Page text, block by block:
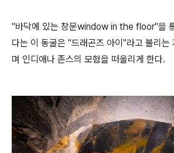
"바닥에 있는 창문window in the floor"을
다는 이 동굴은 "드래곤즈 아이"라고 불리는
며 인디애나 존스의 모험을 떠올리게 한다.